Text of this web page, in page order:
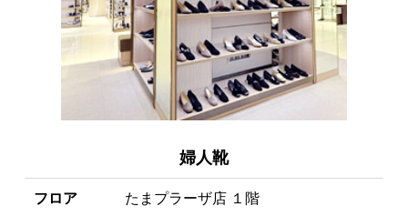
婦人靴
フロア
たまプラーザ店 １階